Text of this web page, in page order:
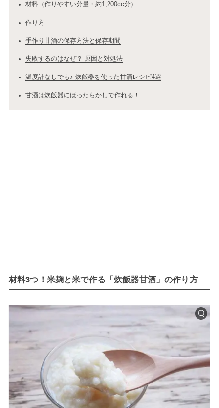
材料（作りやすい分量・約1,200cc分）
作り方
手作り甘酒の保存方法と保存期間
失敗するのはなぜ？ 原因と対処法
温度計なしでも♪ 炊飯器を使った甘酒レシピ4選
甘酒は炊飯器にほったらかしで作れる！
材料3つ！米麹と米で作る「炊飯器甘酒」の作り方